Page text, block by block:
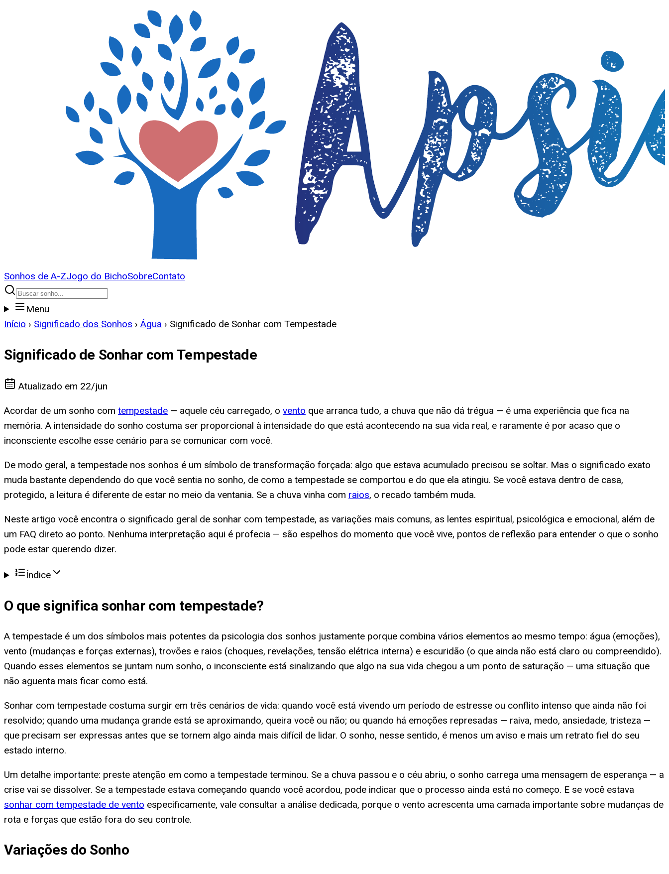
Sonhos de A-ZJogo do BichoSobreContato
Menu
Início › Significado dos Sonhos › Água › Significado de Sonhar com Tempestade
Significado de Sonhar com Tempestade
Atualizado em 22/jun
Acordar de um sonho com tempestade — aquele céu carregado, o vento que arranca tudo, a chuva que não dá trégua — é uma experiência que fica na
memória. A intensidade do sonho costuma ser proporcional à intensidade do que está acontecendo na sua vida real, e raramente é por acaso que o
inconsciente escolhe esse cenário para se comunicar com você.
De modo geral, a tempestade nos sonhos é um símbolo de transformação forçada: algo que estava acumulado precisou se soltar. Mas o significado exato
muda bastante dependendo do que você sentia no sonho, de como a tempestade se comportou e do que ela atingiu. Se você estava dentro de casa,
protegido, a leitura é diferente de estar no meio da ventania. Se a chuva vinha com raios, o recado também muda.
Neste artigo você encontra o significado geral de sonhar com tempestade, as variações mais comuns, as lentes espiritual, psicológica e emocional, além de
um FAQ direto ao ponto. Nenhuma interpretação aqui é profecia — são espelhos do momento que você vive, pontos de reflexão para entender o que o sonho
pode estar querendo dizer.
Índice
O que significa sonhar com tempestade?
A tempestade é um dos símbolos mais potentes da psicologia dos sonhos justamente porque combina vários elementos ao mesmo tempo: água (emoções),
vento (mudanças e forças externas), trovões e raios (choques, revelações, tensão elétrica interna) e escuridão (o que ainda não está claro ou compreendido).
Quando esses elementos se juntam num sonho, o inconsciente está sinalizando que algo na sua vida chegou a um ponto de saturação — uma situação que
não aguenta mais ficar como está.
Sonhar com tempestade costuma surgir em três cenários de vida: quando você está vivendo um período de estresse ou conflito intenso que ainda não foi
resolvido; quando uma mudança grande está se aproximando, queira você ou não; ou quando há emoções represadas — raiva, medo, ansiedade, tristeza —
que precisam ser expressas antes que se tornem algo ainda mais difícil de lidar. O sonho, nesse sentido, é menos um aviso e mais um retrato fiel do seu
estado interno.
Um detalhe importante: preste atenção em como a tempestade terminou. Se a chuva passou e o céu abriu, o sonho carrega uma mensagem de esperança — a
crise vai se dissolver. Se a tempestade estava começando quando você acordou, pode indicar que o processo ainda está no começo. E se você estava
sonhar com tempestade de vento especificamente, vale consultar a análise dedicada, porque o vento acrescenta uma camada importante sobre mudanças de
rota e forças que estão fora do seu controle.
Variações do Sonho